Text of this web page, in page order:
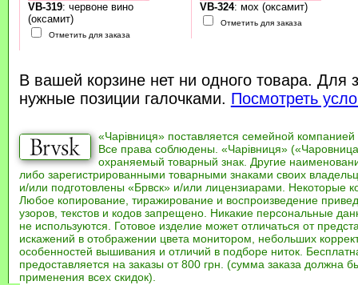
VB-319: червоне вино
(оксамит)
Отметить для заказа
VB-324: мох (оксамит)
Отметить для заказа
В вашей корзине нет ни одного товара. Для
нужные позиции галочками. Посмотреть
«Чарівниця» поставляется семейной компанией
Все права соблюдены. «Чарівниця»
охраняемый товарный знак. Другие
либо зарегистрированными товарными знаками своих
и/или подготовлены «Брвск» и/или лицензиарами. Некоторые
Любое копирование, тиражирование и воспроизведение
узоров, текстов и кодов запрещено. Никакие персональные
не используются. Готовое изделие может отличаться от
искажений в отображении цвета монитором, небольших
особенностей вышивания и отличий в подборе ниток.
предоставляется на заказы от 800 грн. (сумма заказа должна
применения всех скидок).